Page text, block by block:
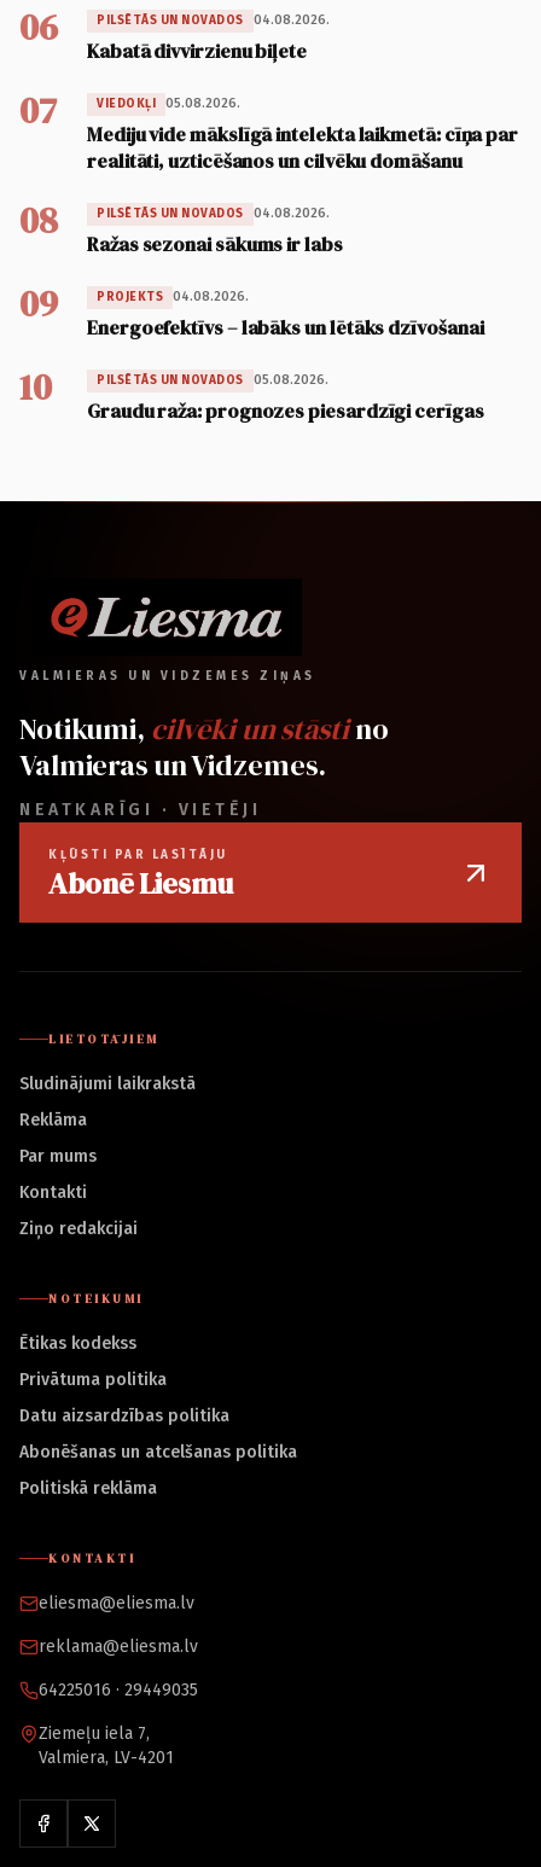
06 PILSĒTĀS UN NOVADOS 04.08.2026.
Kabatā divvirzienu biļete
07 VIEDOKĻI 05.08.2026.
Mediju vide mākslīgā intelekta laikmetā: cīņa par
realitāti, uzticēšanos un cilvēku domāšanu
08 PILSĒTĀS UN NOVADOS 04.08.2026.
Ražas sezonai sākums ir labs
09 PROJEKTS 04.08.2026.
Energoefektīvs – labāks un lētāks dzīvošanai
10 PILSĒTĀS UN NOVADOS 05.08.2026.
Graudu raža: prognozes piesardzīgi cerīgas
VALMIERAS UN VIDZEMES ZIŅAS
Notikumi, cilvēki un stāstino
Valmieras un Vidzemes.
NEATKARĪGI · VIETĒJI
KĻŪSTI PAR LASĪTĀJU
Abonē Liesmu
LIETOTĀJIEM
Sludinājumi laikrakstā
Reklāma
Par mums
Kontakti
Ziņo redakcijai
NOTEIKUMI
Ētikas kodekss
Privātuma politika
Datu aizsardzības politika
Abonēšanas un atcelšanas politika
Politiskā reklāma
KONTAKTI
eliesma@eliesma.lv
reklama@eliesma.lv
64225016 · 29449035
Ziemeļu iela 7,
Valmiera, LV-4201